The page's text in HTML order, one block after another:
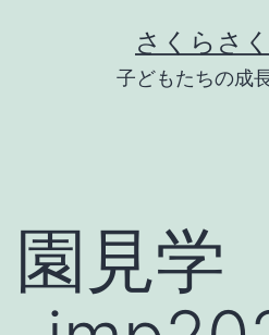
さくらさ
子どもたちの成
園見学